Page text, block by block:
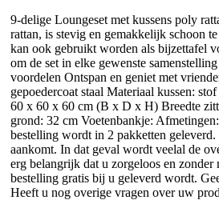
9-delige Loungeset met kussens poly
rattan, is stevig en gemakkelijk schoon
kan ook gebruikt worden als bijzettafel
om de set in elke gewenste
voordelen Ontspan en geniet met
gepoedercoat staal Materiaal kussen:
60 x 60 x 60 cm (B x D x H) Breedte
grond: 32 cm Voetenbankje:
bestelling wordt in 2 pakketten
aankomt. In dat geval wordt veelal de
erg belangrijk dat u zorgeloos en
bestelling gratis bij u geleverd wordt.
Heeft u nog overige vragen over uw